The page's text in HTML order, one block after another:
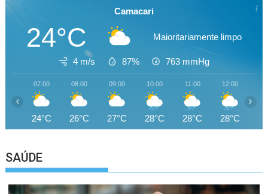
Camacari
24°C Maioritariamente limpo
4 m/s 87% 763 mmHg
07:00
24°C
08:00
26°C
09:00
27°C
10:00
28°C
11:00
28°C
12:00
28°C
‹ ›
SAÚDE